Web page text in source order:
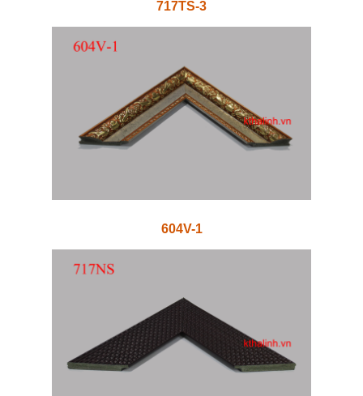
717TS-3
604V-1